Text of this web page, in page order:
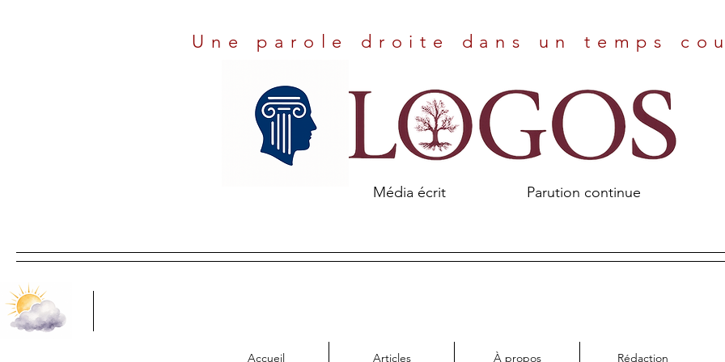
Une parole droite dans un temps
Média écrit Parution continue
Accueil Articles À propos Rédaction